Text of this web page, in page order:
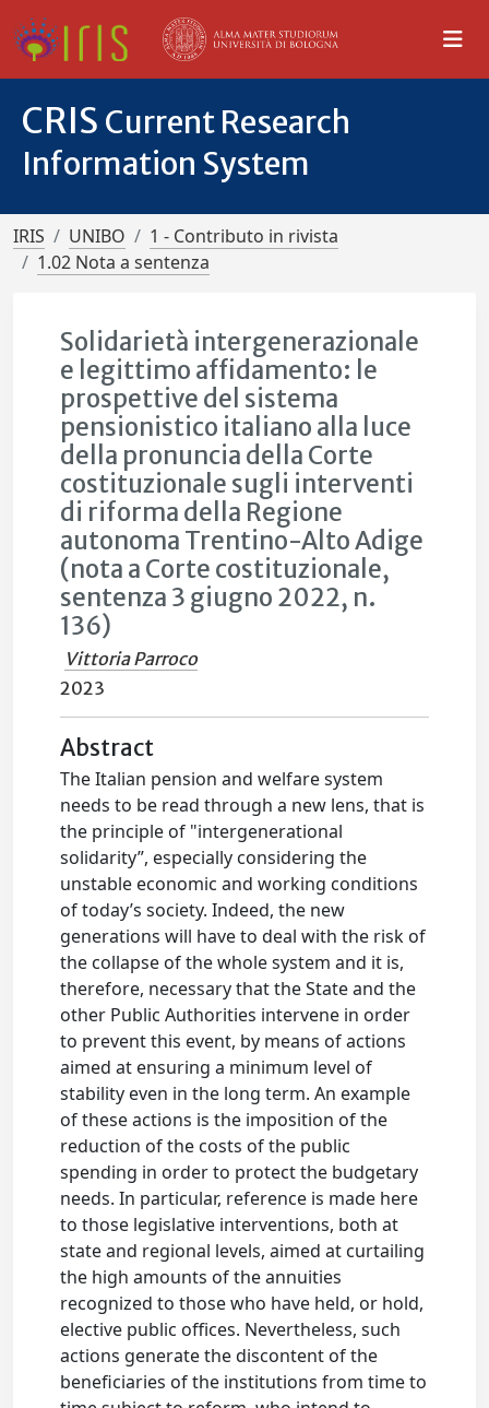
CRIS Current Research
Information System
IRIS UNIBO
1 - Contributo in rivista
1.02 Nota a sentenza
Solidarietà intergenerazionale
e legittimo affidamento: le
prospettive del sistema
pensionistico italiano alla luce
della pronuncia della Corte
costituzionale sugli interventi
di riforma della Regione
autonoma Trentino-Alto Adige
(nota a Corte costituzionale,
sentenza 3 giugno 2022, n.
136)
Vittoria Parroco
2023
Abstract
The Italian pension and welfare system
needs to be read through a new lens, that is
the principle of "intergenerational
solidarity”, especially considering the
unstable economic and working conditions
of today’s society. Indeed, the new
generations will have to deal with the risk of
the collapse of the whole system and it is,
therefore, necessary that the State and the
other Public Authorities intervene in order
to prevent this event, by means of actions
aimed at ensuring a minimum level of
stability even in the long term. An example
of these actions is the imposition of the
reduction of the costs of the public
spending in order to protect the budgetary
needs. In particular, reference is made here
to those legislative interventions, both at
state and regional levels, aimed at curtailing
the high amounts of the annuities
recognized to those who have held, or hold,
elective public offices. Nevertheless, such
actions generate the discontent of the
beneficiaries of the institutions from time to